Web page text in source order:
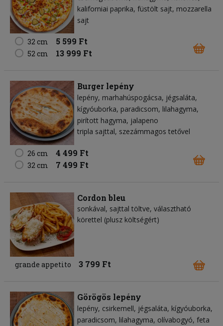
kaliforniai paprika füstölt sajt mozzarella
sajt
32 cm 5 599 Ft
52 cm 13 999 Ft
Burger lepény
lepény marhahúspogácsa jégsaláta
kígyóuborka paradicsom lilahagyma
pirított hagyma jalapeno
tripla sajttal, szezámmagos tetővel
26 cm 4 499 Ft
32 cm 7 499 Ft
Cordon bleu
sonkával, sajttal töltve, választható
körettel (plusz költségért)
grande appetito 3 799 Ft
Görögös lepény
lepény csirkemell jégsaláta kígyóuborka
paradicsom lilahagyma olívabogyó feta